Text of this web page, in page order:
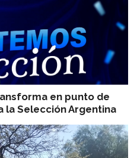
en punto de
la Selección Argentina